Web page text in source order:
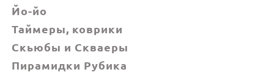
Йо-йо
Таймеры, коврики
Скьюбы и Скваеры
Пирамидки Рубика